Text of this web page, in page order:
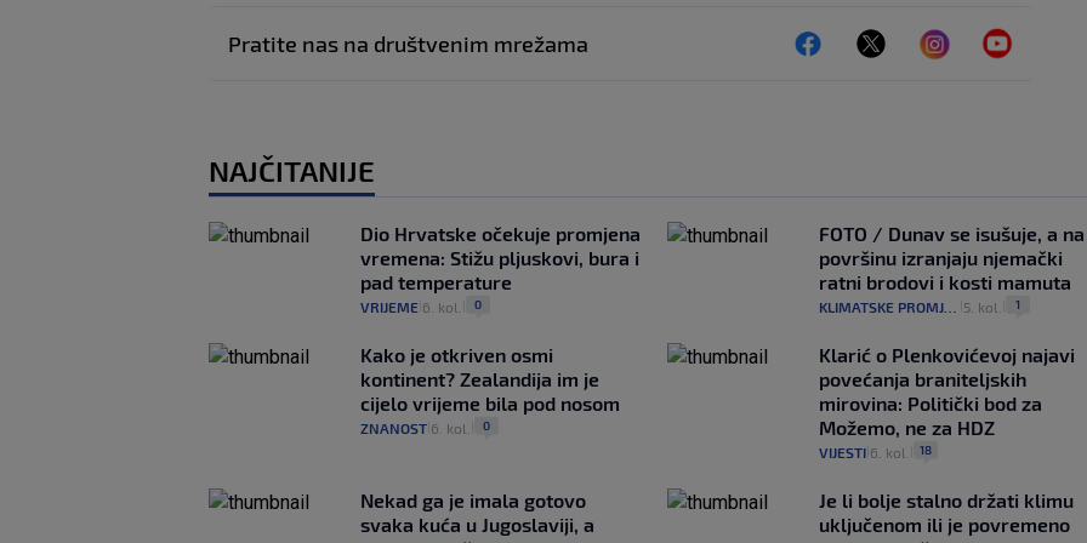
Pratite nas na društvenim mrežama
NAJČITANIJE
Dio Hrvatske očekuje promjena
vremena: Stižu pljuskovi, bura i
pad temperature
VRIJEME 6. kol. 0
FOTO / Dunav se isušuje, a na
površinu izranjaju njemački
ratni brodovi i kosti mamuta
KLIMATSKE PROMJENE 5. kol. 1
Kako je otkriven osmi
kontinent? Zealandija im je
cijelo vrijeme bila pod nosom
ZNANOST 6. kol. 0
Klarić o Plenkovićevoj najavi
povećanja braniteljskih
mirovina: Politički bod za
Možemo, ne za HDZ
VIJESTI| 6. kol. 18
Nekad ga je imala gotovo
svaka kuća u Jugoslaviji, a
Je li bolje stalno držati klimu
uključenom ili je povremeno